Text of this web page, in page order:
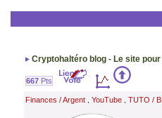
Cryptohaltéro blog - Le site
667Pts
Finances / Argent, YouTube, TUTO /